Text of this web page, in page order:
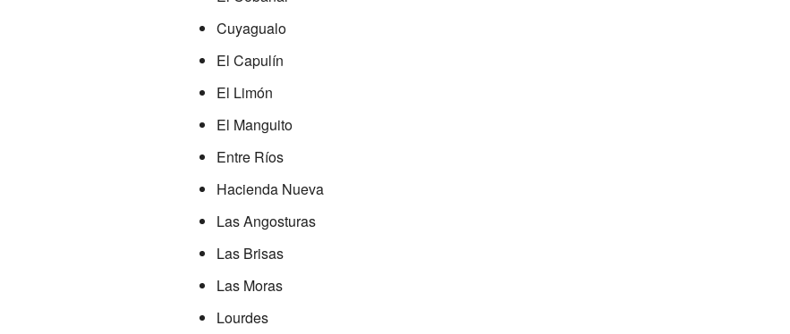
Cuyagualo
El Capulín
El Limón
El Manguito
Entre Ríos
Hacienda Nueva
Las Angosturas
Las Brisas
Las Moras
Lourdes